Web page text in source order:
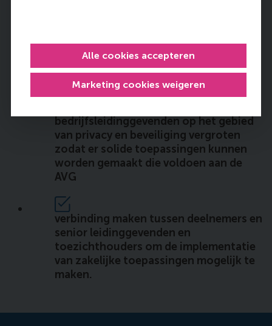
Marketing cookies weigeren
Alle cookies accepteren
kunnen leren van de ervaringen uit
andere relevante branches
bedrijfsleidinggevenden op het gebied
van privacy en beveiliging vergroten
zodat er solide toepassingen kunnen
worden gemaakt die voldoen aan de
AVG
verbinding maken tussen deelnemers en
senior leidinggevenden en
toezichthouders om de implementatie
van zakelijke toepassingen mogelijk te
maken.